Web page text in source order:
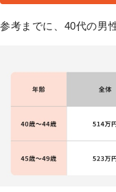
参考までに、40代の男